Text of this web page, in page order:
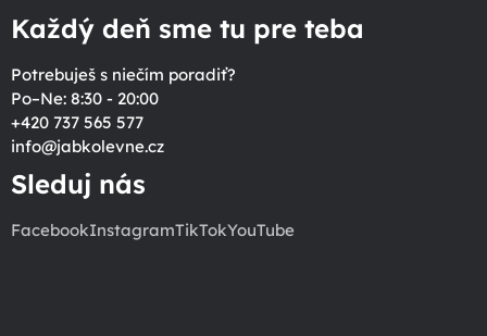
Každý deň sme tu pre teba
Potrebuješ s niečím poradiť?
Po–Ne: 8:30 - 20:00
+420 737 565 577
info@jabkolevne.cz
Sleduj nás
FacebookInstagramTikTokYouTube